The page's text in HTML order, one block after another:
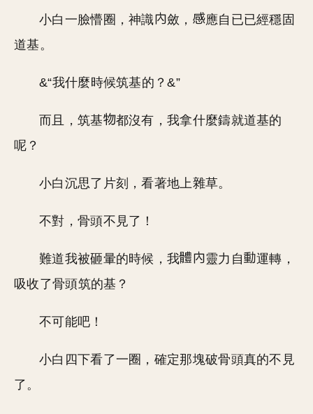
小白一臉懵圈，神識 斂，
應自已已經穩固
道基。
&“我什麼時候筑基的？&”
而且，筑基
都沒有，我拿什麼鑄就道基的
呢？
小白沉思了片刻，看著地上雜草。
不對，骨頭不見了！
難道我被砸暈的時候，我 靈力自
運轉，
吸收了骨頭筑的基？
不可能吧！
小白四下看了一圈，確定那塊破骨頭真的不見
了。